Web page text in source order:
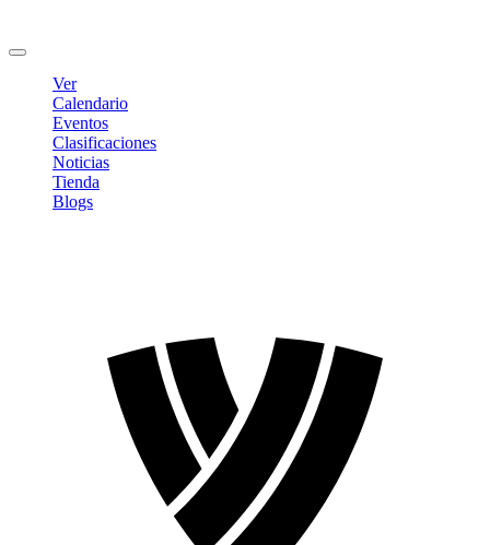
Ver
Calendario
Eventos
Clasificaciones
Noticias
Tienda
Blogs